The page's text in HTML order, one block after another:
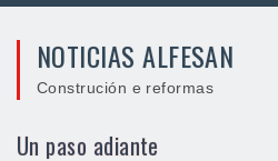
NOTICIAS ALFESAN
Construción e reformas
Un paso adiante